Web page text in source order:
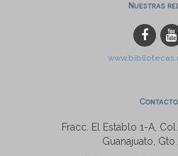
Nuestras
Contacto
Fracc. El Establo 1-A,
Guanajuato,